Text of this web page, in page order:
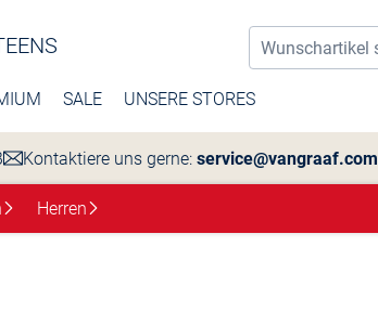
SALE UNSERE STORES
Kontaktiere uns gerne: service@vangraaf.com
Herren